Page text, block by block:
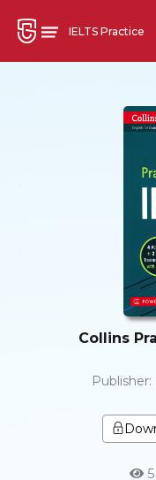
IELTS Practice
Collins
Publisher: